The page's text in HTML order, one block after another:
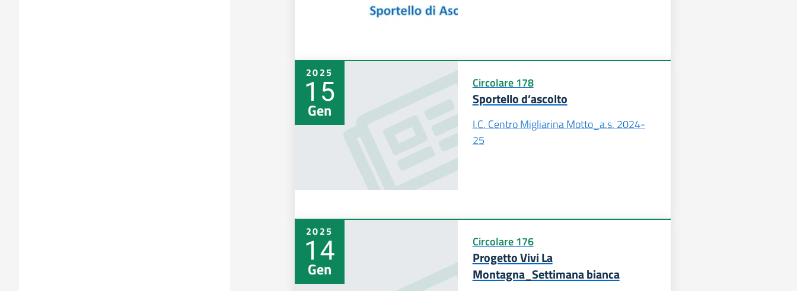
2025
15
Gen
Circolare 178
Sportello d’ascolto
I.C. Centro Migliarina Motto_a.s. 2024-
25
2025
14
Gen
Circolare 176
Progetto Vivi La
Montagna_Settimana bianca